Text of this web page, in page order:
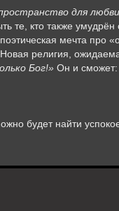
для
те, кто также
мечта про
религия,
Бог!» Он и сможет:
будет найти